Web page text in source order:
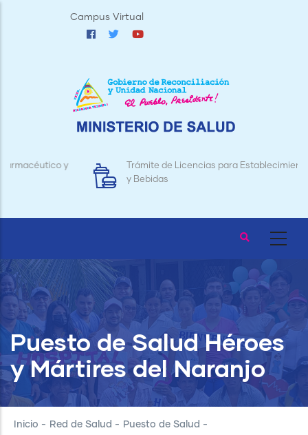
Campus Virtual
Trámite de Licencias para Establecimientos de Alimentos
y Bebidas
Puesto de Salud Héroes
y Mártires del Naranjo
Inicio - Red de Salud - Puesto de Salud -